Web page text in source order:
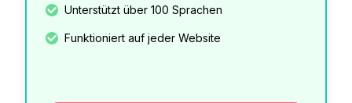
Unterstützt über 100 Sprachen
Funktioniert auf jeder Website